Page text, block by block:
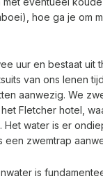
hoe ga je om
uur en bestaat uit
van ons lenen
aanwezig. We
Fletcher hotel,
water is er
een zwemtrap
is